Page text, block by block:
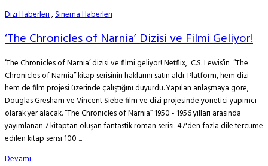
Dizi Haberleri,Sinema Haberleri
‘The Chronicles of Narnia’ Dizisi ve Filmi Geliyor!
‘The Chronicles of Narnia’ dizisi ve filmi geliyor! Netflix, C.S. Lewis’in “The
Chronicles of Narnia” kitap serisinin haklarını satın aldı. Platform, hem dizi
hem de film projesi üzerinde çalıştığını duyurdu. Yapılan anlaşmaya göre,
Douglas Gresham ve Vincent Siebe film ve dizi projesinde yönetici yapımcı
olarak yer alacak. “The Chronicles of Narnia” 1950 - 1956 yılları arasında
yayımlanan 7 kitaptan oluşan fantastik roman serisi. 47'den fazla dile tercüme
edilen kitap serisi 100 ...
Devamı